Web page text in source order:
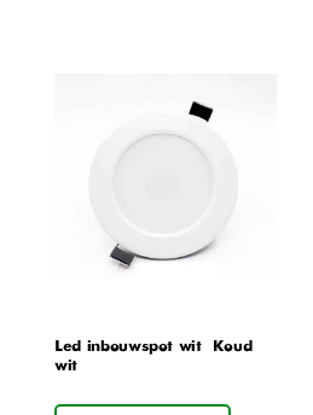
Led inbouwspot wit – Koud
wit